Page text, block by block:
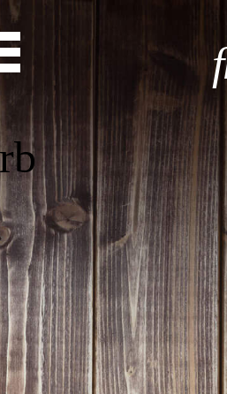
Start
Entdecke dein
News
Veranstaltungen
Rückblicke
Newsletter
Die LandesEhrenamtsagentur
Publikationen
Ansprechpartner
Ehrenamt hat viele
Finde dein